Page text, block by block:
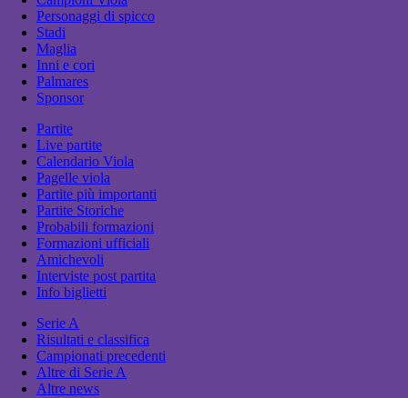
Personaggi di spicco
Stadi
Maglia
Inni e cori
Palmares
Sponsor
Partite
Live partite
Calendario Viola
Pagelle viola
Partite più importanti
Partite Storiche
Probabili formazioni
Formazioni ufficiali
Amichevoli
Interviste post partita
Info biglietti
Serie A
Risultati e classifica
Campionati precedenti
Altre di Serie A
Altre news